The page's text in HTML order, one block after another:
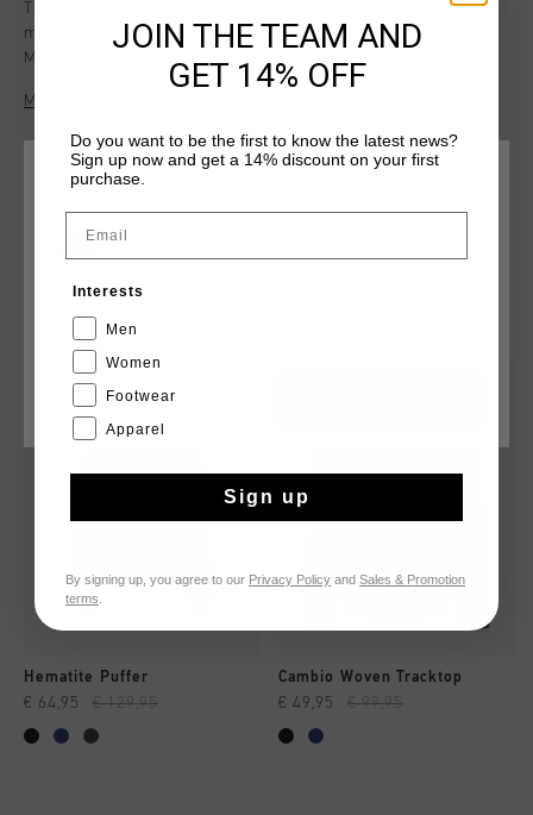
modern jacket designed for both style and sustainability.
Made from nylon and polyester, it offers a regular fit. The
jacket features a water-repellent coating and ensuring
comfort in all conditions.
Mehr Informationen
Hematite Puffer
€ 64,95 € 129,95
Cambio Woven Tracktop
€ 49,95 € 99,95
WÄHLEN SIE IHREN STANDORT UND IHRE SPRACHE
CANCEL
JOIN THE TEAM AND
GET 14% OFF
Do you want to be the first to know the latest news?
Sign up now and get a 14% discount on your first
purchase.
Interests
Men
Women
Footwear
Apparel
Sign up
By signing up, you agree to our Privacy Policy and Sales & Promotion
terms